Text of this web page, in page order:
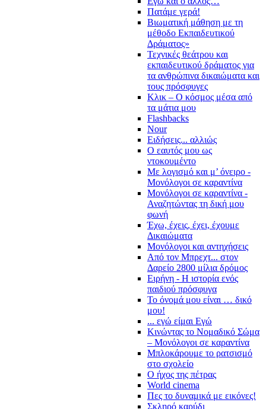
Πατάμε γερά!
Βιωματική μάθηση με τη
μέθοδο Εκπαιδευτικού
Δράματος»
Τεχνικές θεάτρου και
εκπαιδευτικού δράματος για
τα ανθρώπινα δικαιώματα και
τους πρόσφυγες
Κλικ – Ο κόσμος μέσα από
τα μάτια μου
Flashbacks
Nour
Ειδήσεις... αλλιώς
Ο εαυτός μου ως
ντοκουμέντο
Με λογισμό και μ’ όνειρο -
Μονόλογοι σε καραντίνα
Μονόλογοι σε καραντίνα -
Αναζητώντας τη δική μου
φωνή
Έχω, έχεις, έχει, έχουμε
Δικαιώματα
Μονόλογοι και αντηχήσεις
Από τον Μπρεχτ... στον
Δαρείο 2800 μίλια δρόμος
Ειρήνη - Η ιστορία ενός
παιδιού πρόσφυγα
Το όνομά μου είναι … δικό
μου!
... εγώ είμαι Εγώ
Κινώντας το Νομαδικό Σώμα
– Μονόλογοι σε καραντίνα
Μπλοκάρουμε το ρατσισμό
στο σχολείο
Ο ήχος της πέτρας
World cinema
Πες το δυναμικά με εικόνες!
Σκληρό καρύδι